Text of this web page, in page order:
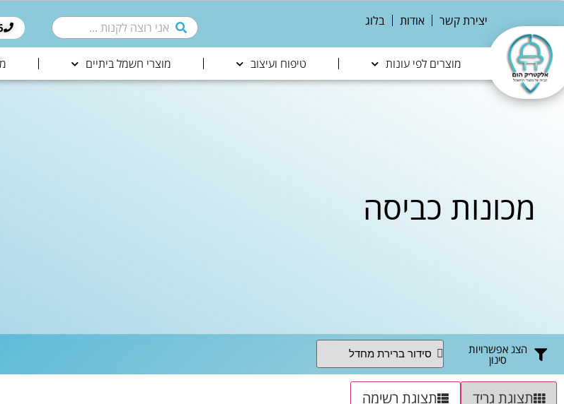
יצירת קשר אודות בלוג
מוצרים לפי עונות טיפוח ועיצוב מוצרי חשמל ביתיים
מכונות כביסה
הצג אפשרויות
סינון
תצוגת גריד תצוגת רשימה